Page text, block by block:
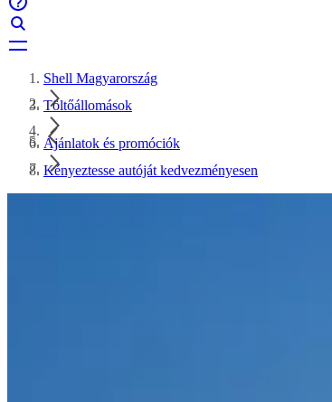
Shell Magyarország
Töltőállomások
Ajánlatok és promóciók
Kényeztesse autóját kedvezményesen